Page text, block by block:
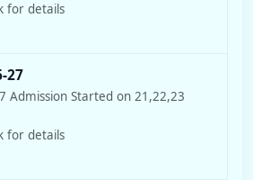
for details
27
Admission Started on 21,22,23
for details